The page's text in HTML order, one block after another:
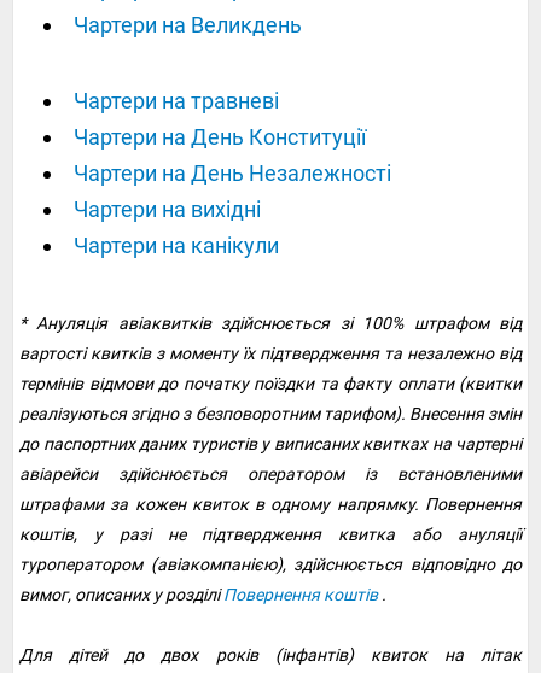
Чартери на Великдень
Чартери на травневі
Чартери на День Конституції
Чартери на День Незалежності
Чартери на вихідні
Чартери на канікули
* Ануляція авіаквитків здійснюється зі 100% штрафом від
вартості квитків з моменту їх підтвердження та незалежно від
термінів відмови до початку поїздки та факту оплати (квитки
реалізуються згідно з безповоротним тарифом). Внесення змін
до паспортних даних туристів у виписаних квитках на чартерні
авіарейси здійснюється оператором із встановленими
штрафами за кожен квиток в одному напрямку. Повернення
коштів, у разі не підтвердження квитка або ануляції
туроператором (авіакомпанією), здійснюється відповідно до
вимог, описаних у розділіПовернення коштів.
Для дітей до двох років (інфантів) квиток на літак